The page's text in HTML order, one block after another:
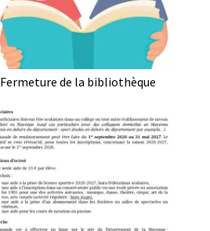
Fermeture de la bibliothèque